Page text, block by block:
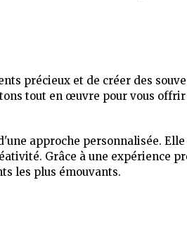
précieux et de créer des
tout en œuvre pour vous
approche personnalisée. Elle
Grâce à une expérience
les plus émouvants.